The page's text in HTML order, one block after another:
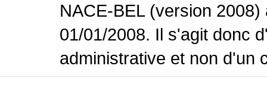
NACE-BEL (version
01/01/2008. Il s'agit donc
administrative et non d'un